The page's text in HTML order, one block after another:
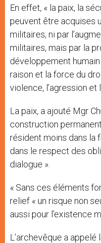
En effet, « la paix, la
peuvent être acquises
militaires, ni par
militaires, mais par la
développement
raison et la force du
violence, l’agression et
La paix, a ajouté Mgr
construction
résident moins dans la
dans le respect des
dialogue ».
« Sans ces éléments
relief « un risque non
aussi pour l’existence
L’archevêque a